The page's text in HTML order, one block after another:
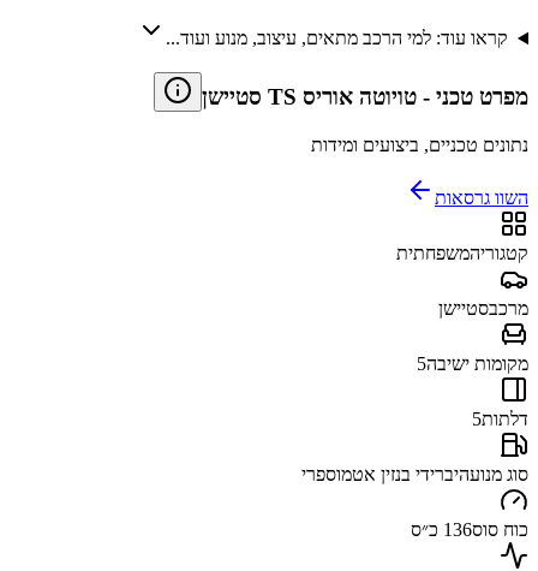
קראו עוד: למי הרכב מתאים, עיצוב, מנוע ועוד...
מפרט טכני - טויוטה אוריס TS סטיישן
נתונים טכניים, ביצועים ומידות
השוו גרסאות
קטגוריהמשפחתית
מרכבסטיישן
מקומות ישיבה5
דלתות5
סוג מנועהיברידי בנזין אטמוספרי
כוח סוס136 כ״ס